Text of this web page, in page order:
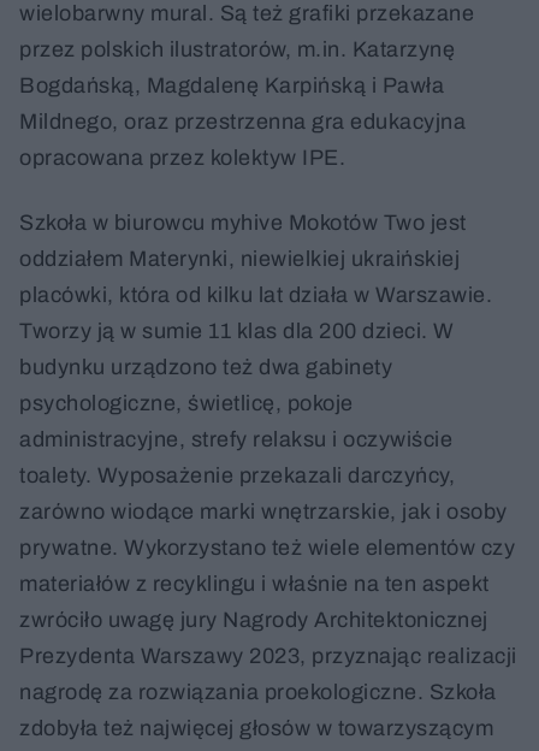
wielobarwny mural. Są też grafiki przekazane
przez polskich ilustratorów, m.in. Katarzynę
Bogdańską, Magdalenę Karpińską i Pawła
Mildnego, oraz przestrzenna gra edukacyjna
opracowana przez kolektyw IPE.
Szkoła w biurowcu myhive Mokotów Two jest
oddziałem Materynki, niewielkiej ukraińskiej
placówki, która od kilku lat działa w Warszawie.
Tworzy ją w sumie 11 klas dla 200 dzieci. W
budynku urządzono też dwa gabinety
psychologiczne, świetlicę, pokoje
administracyjne, strefy relaksu i oczywiście
toalety. Wyposażenie przekazali darczyńcy,
zarówno wiodące marki wnętrzarskie, jak i osoby
prywatne. Wykorzystano też wiele elementów czy
materiałów z recyklingu i właśnie na ten aspekt
zwróciło uwagę jury Nagrody Architektonicznej
Prezydenta Warszawy 2023, przyznając realizacji
nagrodę za rozwiązania proekologiczne. Szkoła
zdobyła też najwięcej głosów w towarzyszącym